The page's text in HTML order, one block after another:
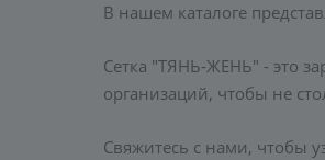
В нашем каталоге
Сетка "ТЯНЬ-ЖЕНЬ" - это
организаций, чтобы не
Свяжитесь с нами, чтобы